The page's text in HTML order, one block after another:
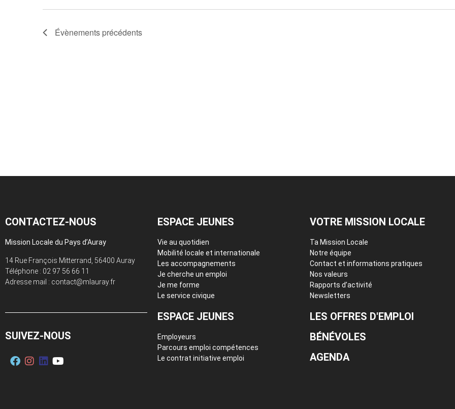
Évènements précédents
CONTACTEZ-NOUS
Mission Locale du Pays d’Auray
14 Rue François Mitterrand, 56400 Auray
Téléphone : 02 97 56 66 11
Adresse mail : contact@mlauray.fr
SUIVEZ-NOUS
ESPACE JEUNES
Vie au quotidien
Mobilité locale et internationale
Les accompagnements
Je cherche un emploi
Je me forme
Le service civique
ESPACE JEUNES
Employeurs
Parcours emploi compétences
Le contrat initiative emploi
VOTRE MISSION LOCALE
Ta Mission Locale
Notre équipe
Contact et informations pratiques
Nos valeurs
Rapports d’activité
Newsletters
LES OFFRES D'EMPLOI
BÉNÉVOLES
AGENDA